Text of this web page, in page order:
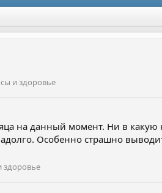
и здоровье
на данный момент. Ни в какую
Особенно страшно
здоровье